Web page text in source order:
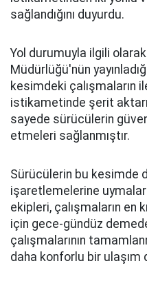
sağlandığını duyurdu.
Yol durumuyla ilgili olarak
Müdürlüğü'nün
kesimdeki çalışmaların
istikametinde şerit
sayede sürücülerin
etmeleri sağlanmıştır.
Sürücülerin bu kesimde
işaretlemelerine
ekipleri, çalışmaların en
için gece-gündüz
çalışmalarının
daha konforlu bir ulaşım